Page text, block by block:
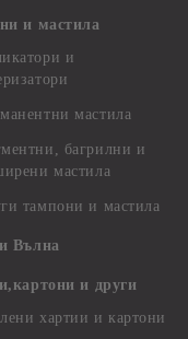
и мастила
и
мастила
багрилни и
мастила
тампони и мастила
Вълна
и други
хартии и картони